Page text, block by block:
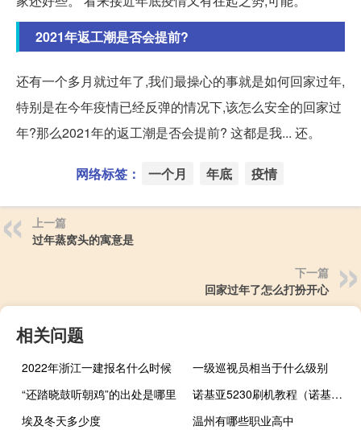
2021年返工潮是否会提前?
还有一个多月就过年了,我们最操心的事就是如何回家过年,
特别是在今年疫情已经反弹的情况下,该怎么安全的回家过
年?那么2021年的返工潮是否会提前? 这都是我... 还。
网络标签： 一个月 年底 疫情
上一篇
过年蒸窝头的寓意是
下一篇
回家过年了怎么打扮开心
相关问题
2022年浙江一建报名什么时候
一级巡视员相当于什么级别
“还踏晓鼓听朝鸡”的出处是哪里
诺基亚5230刷机教程（诺基亚5230刷机）
埃及冬天多少度
温州有哪些职业高中